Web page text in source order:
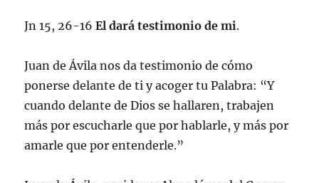
Jn 15, 26-16El dará testimonio de mi.
Juan de Ávila nos da testimonio de cómo
ponerse delante de ti y acoger tu Palabra: “Y
cuando delante de Dios se hallaren, trabajen
más por escucharle que por hablarle, y más por
amarle que por entenderle.”